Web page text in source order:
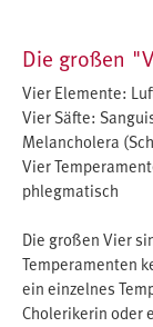
Die großen
Vier Elemente:
Vier Säfte:
Melancholera
Vier
phlegmatisch
Die großen Vier
Temperamenten
ein einzelnes
Cholerikerin oder